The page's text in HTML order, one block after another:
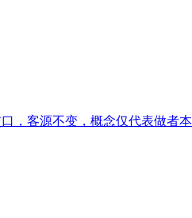
，客源不变，概念仅代表做者